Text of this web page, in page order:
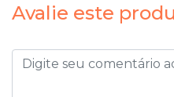
Avalie este